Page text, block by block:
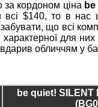
за кордоном ціна
всі $140, то в нас
що всі
для них
обличчям у
be quiet! SILENT